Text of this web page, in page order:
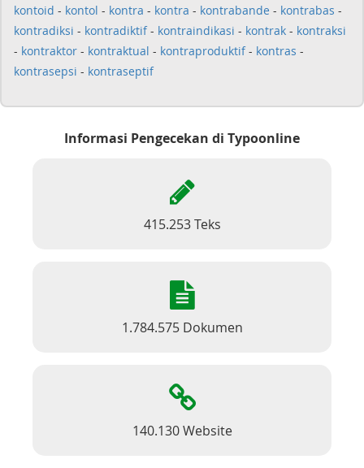
kontoid - kontol - kontra - kontra - kontrabande - kontrabas -
kontradiksi - kontradiktif- kontraindikasi - kontrak - kontraksi
- kontraktor - kontraktual - kontraproduktif- kontras -
kontrasepsi - kontraseptif
Informasi Pengecekan di Typoonline
415.253 Teks
1.784.575 Dokumen
140.130 Website